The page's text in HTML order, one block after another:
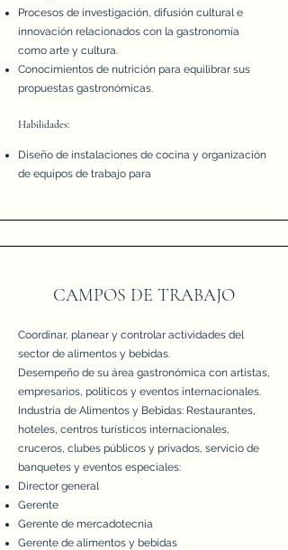
Procesos de investigación, difusión cultural e
innovación relacionados con la gastronomía
como arte y cultura.
Conocimientos de nutrición para equilibrar sus
propuestas gastronómicas.
Habilidades:
Diseño de instalaciones de cocina y organización
de equipos de trabajo para
CAMPOS DE TRABAJO
Coordinar, planear y controlar actividades del
sector de alimentos y bebidas.
Desempeño de su área gastronómica con artistas,
empresarios, políticos y eventos internacionales.
Industria de Alimentos y Bebidas: Restaurantes,
hoteles, centros turísticos internacionales,
cruceros, clubes públicos y privados, servicio de
banquetes y eventos especiales:
Director general
Gerente
Gerente de mercadotecnia
Gerente de alimentos y bebidas